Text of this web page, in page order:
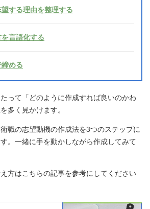
する理由を整理する
言語化する
める
って「どのように作成すれば良いのかわ
多く見かけます。
職の志望動機の作成法を3つのステップに
。一緒に手を動かしながら作成してみて
方はこちらの記事を参考にしてください